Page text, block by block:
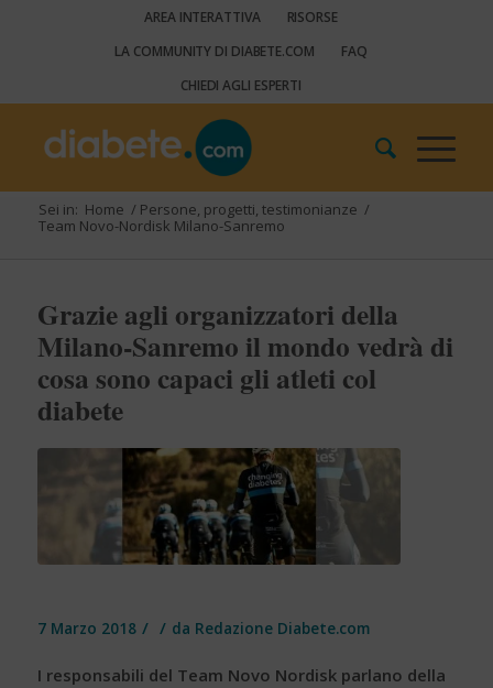
AREA INTERATTIVA
RISORSE
LA COMMUNITY DI DIABETE.COM
FAQ
CHIEDI AGLI ESPERTI
Sei in: Home / Persone, progetti, testimonianze /
Team Novo-Nordisk Milano-Sanremo
Grazie agli organizzatori della
Milano-Sanremo il mondo vedrà di
cosa sono capaci gli atleti col
diabete
7 Marzo 2018 / / da Redazione Diabete.com
I responsabili del Team Novo Nordisk parlano della